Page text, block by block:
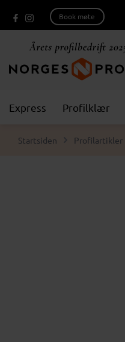
Book møte
Express Profilklær
Startsiden Profilartikler